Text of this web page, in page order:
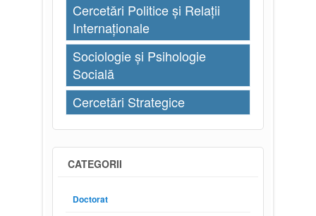
Cercetări Politice și Relații
Internaționale
Sociologie și Psihologie
Socială
Cercetări Strategice
CATEGORII
Doctorat